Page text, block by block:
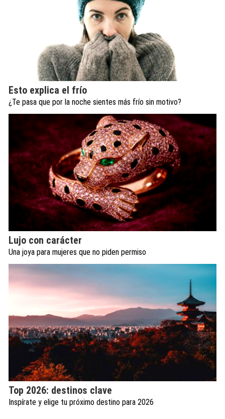
Esto explica el frío
¿Te pasa que por la noche sientes más frío sin motivo?
Lujo con carácter
Una joya para mujeres que no piden permiso
Top 2026: destinos clave
Inspírate y elige tu próximo destino para 2026